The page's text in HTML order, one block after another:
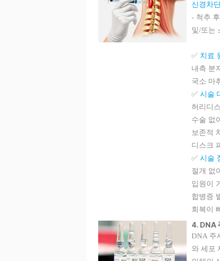
신경차
- 척추
및/또는
✅ 치료
내측 분
국소 마
✅ 시술
허리디
수술 없
보존적
디스크
✅ 시술
절개 없
입원이
합병증
회복이
4. DNA
DNA 주
와 세포